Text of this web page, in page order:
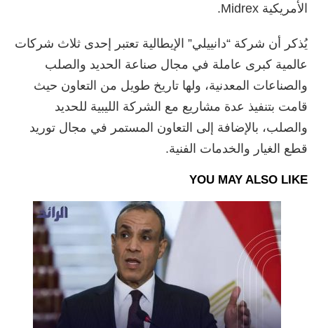
الأمريكية Midrex.
يُذكر أن شركة “دانييلي” الإيطالية تعتبر إحدى ثلاث شركات
عالمية كبرى عاملة في مجال صناعة الحديد والصلب
والصناعات المعدنية، ولها تاريخ طويل من التعاون حيث
قامت بتنفيذ عدة مشاريع مع الشركة الليبية للحديد
والصلب، بالإضافة إلى التعاون المستمر في مجال توريد
قطع الغيار والخدمات الفنية.
YOU MAY ALSO LIKE